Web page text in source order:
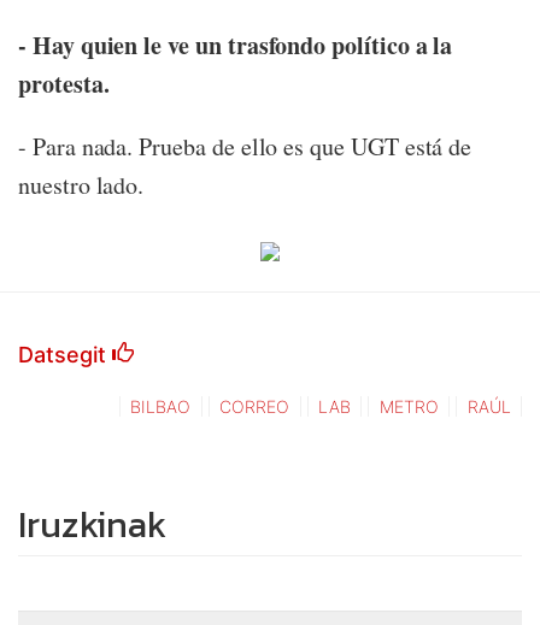
- Hay quien le ve un trasfondo político a la
protesta.
- Para nada. Prueba de ello es que UGT está de
nuestro lado.
Datsegit
BILBAO CORREO LAB METRO RAÚL
Iruzkinak